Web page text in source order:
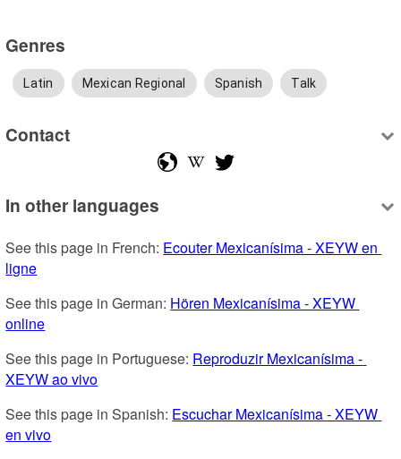
Genres
Latin Mexican Regional Spanish Talk
Contact
In other languages
See this page in French: Ecouter Mexicanísima - XEYW en
ligne
See this page in German: Hören Mexicanísima - XEYW
online
See this page in Portuguese: Reproduzir Mexicanísima -
XEYW ao vivo
See this page in Spanish: Escuchar Mexicanísima - XEYW
en vivo